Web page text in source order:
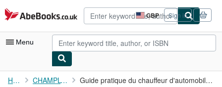
Skip to main content
AbeBooks.co.uk GBP
Site
shopping
preferences
Sign in
Menu
My Account
Home CHAMPLY, René Guide pratique du chauffeur d'automobiles . Nouvelle édition ...